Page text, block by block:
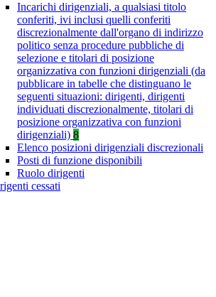
Incarichi dirigenziali, a qualsiasi titolo
conferiti, ivi inclusi quelli conferiti
discrezionalmente dall'organo di indirizzo
politico senza procedure pubbliche di
selezione e titolari di posizione
organizzativa con funzioni dirigenziali (da
pubblicare in tabelle che distinguano le
seguenti situazioni: dirigenti, dirigenti
individuati discrezionalmente, titolari di
posizione organizzativa con funzioni
dirigenziali) 8
Elenco posizioni dirigenziali discrezionali
Posti di funzione disponibili
Ruolo dirigenti
cessati